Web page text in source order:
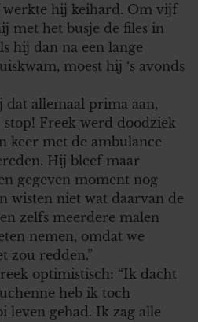
werkte hij keihard. Om vijf
met het busje de files in
hij dan na een lange
moest hij ‘s avonds
dat allemaal prima aan,
Freek werd doodziek
keer met de ambulance
Hij bleef maar
gegeven moment nog
wisten niet wat daarvan de
zelfs meerdere malen
nemen, omdat we
zou redden.”
optimistisch: “Ik dacht
heb ik toch
leven gehad. Ik zag alle